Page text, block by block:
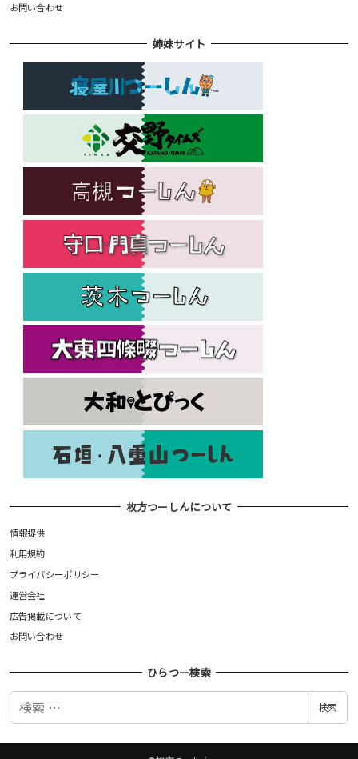
お問い合わせ
姉妹サイト
枚方つーしんについて
情報提供
利用規約
プライバシーポリシー
運営会社
広告掲載について
お問い合わせ
ひらつー検索
検
検索